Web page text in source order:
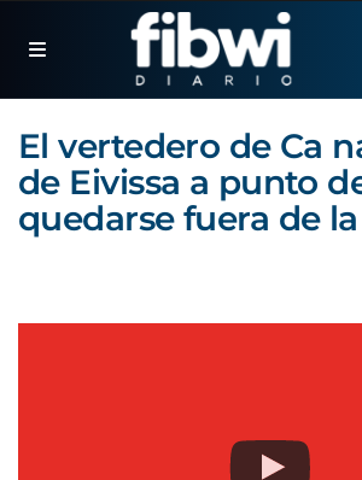
El vertedero de Ca
de Eivissa a punto
quedarse fuera de